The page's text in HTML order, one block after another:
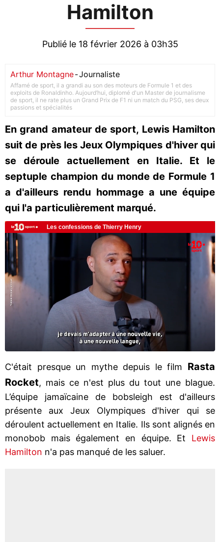
Hamilton
Publié le 18 février 2026 à 03h35
Arthur Montagne-Journaliste
Affamé de sport, il a grandi au son des moteurs de Formule 1 et des
exploits de Ronaldinho. Aujourd’hui, diplomé d'un Master de journalisme
de sport, il ne rate plus un Grand Prix de F1 ni un match du PSG, ses deux
passions et spécialités
En grand amateur de sport, Lewis Hamilton
suit de près les Jeux Olympiques d'hiver qui
se déroule actuellement en Italie. Et le
septuple champion du monde de Formule 1
a d'ailleurs rendu hommage a une équipe
qui l'a particulièrement marqué.
C'était presque un mythe depuis le film Rasta
Rocket, mais ce n'est plus du tout une blague.
L’équipe jamaïcaine de bobsleigh est d'ailleurs
présente aux Jeux Olympiques d'hiver qui se
déroulent actuellement en Italie. Ils sont alignés en
monobob mais également en équipe. Et Lewis
Hamilton n'a pas manqué de les saluer.